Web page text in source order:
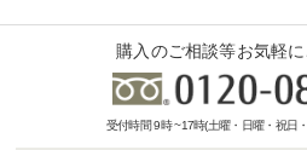
購入のご相談等お気軽
受付時間 9時 ~17時(土曜・日曜・祝日